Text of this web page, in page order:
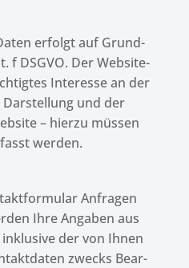
erfolgt auf Grund­
f DSGVO. Der Website­
Inter­esse an der
und der
– hierzu müssen
werden.
Anfra­gen
Ihre Anga­ben aus
der von Ihnen
zwecks Bear­